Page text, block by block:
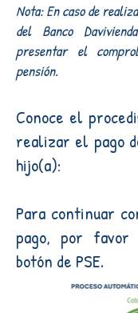
Nota: En caso de
del Banco
presentar el
pensión.
Conoce el
realizar el pago
hijo(a):
Para continuar
pago, por
botón de PSE.